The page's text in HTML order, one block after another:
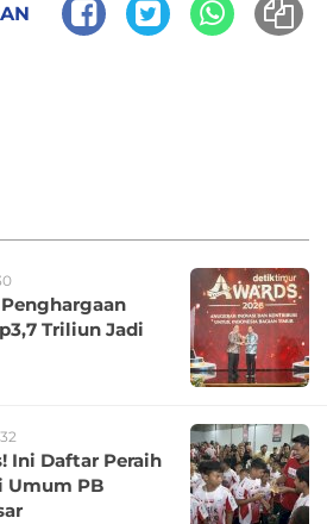
Triliun Jadi
Ini Daftar Peraih
Umum PB